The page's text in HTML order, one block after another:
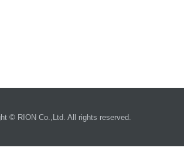
© RION Co.,Ltd. All rights reserved.